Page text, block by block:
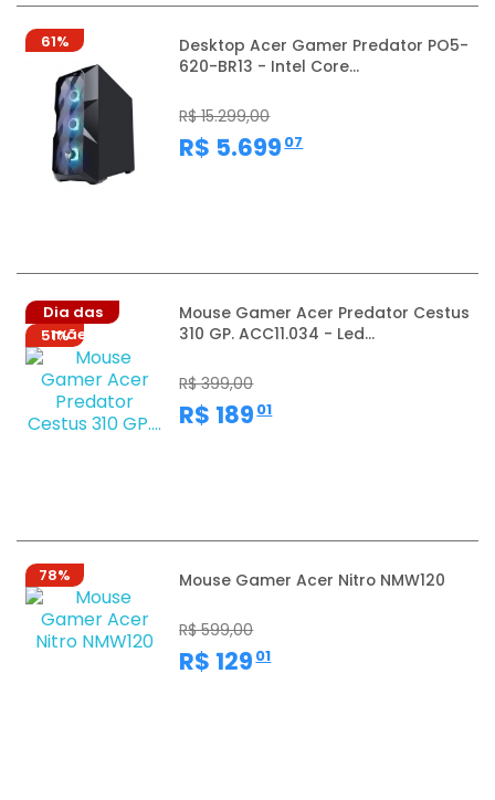
61%
Desktop Acer Gamer Predator PO5-
620-BR13 - Intel Core...
R$ 15.299,00
R$ 5.699 ,07
Dia das
mães
51%
Mouse Gamer Acer Predator Cestus
310 GP. ACC11.034 - Led...
R$ 399,00
R$ 189 ,01
78% Mouse Gamer Acer Nitro NMW120
R$ 599,00
R$ 129 ,01